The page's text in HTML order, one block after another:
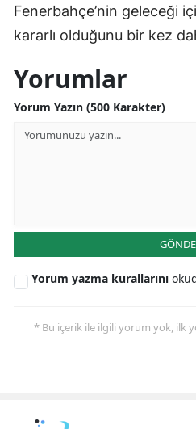
Fenerbahçe’nin geleceği
kararlı olduğunu bir kez
Yorumlar
Yorum Yazın (500 Karakter)
Yorum yazma kurallarını
* Bu içerik ile ilgili yorum yok, ilk